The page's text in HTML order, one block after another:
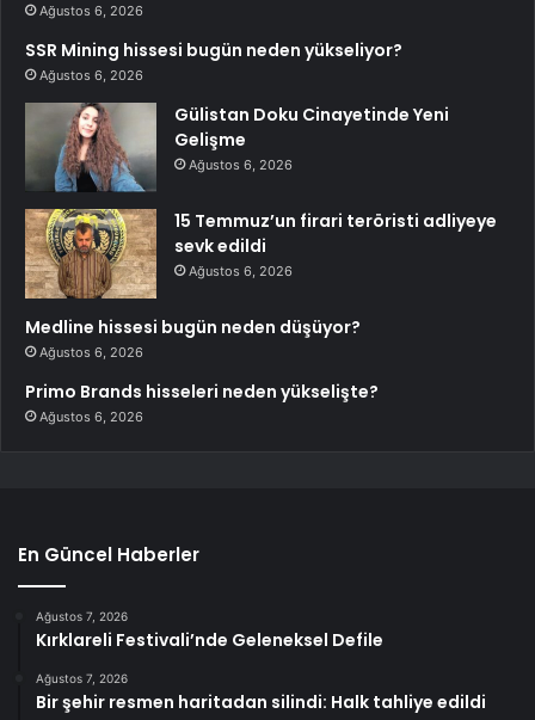
Ağustos 6, 2026
SSR Mining hissesi bugün neden yükseliyor?
Ağustos 6, 2026
Gülistan Doku Cinayetinde Yeni
Gelişme
Ağustos 6, 2026
15 Temmuz’un firari teröristi adliyeye
sevk edildi
Ağustos 6, 2026
Medline hissesi bugün neden düşüyor?
Ağustos 6, 2026
Primo Brands hisseleri neden yükselişte?
Ağustos 6, 2026
En Güncel Haberler
Ağustos 7, 2026
Kırklareli Festivali’nde Geleneksel Defile
Ağustos 7, 2026
Bir şehir resmen haritadan silindi: Halk tahliye edildi